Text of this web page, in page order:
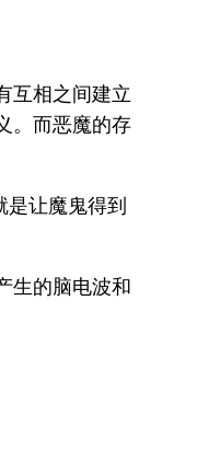
互相之间建立
。而恶魔的存
让魔鬼得到
生的脑电波和